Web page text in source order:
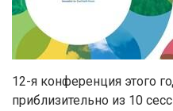
12-я конференция этого
приблизительно из 10